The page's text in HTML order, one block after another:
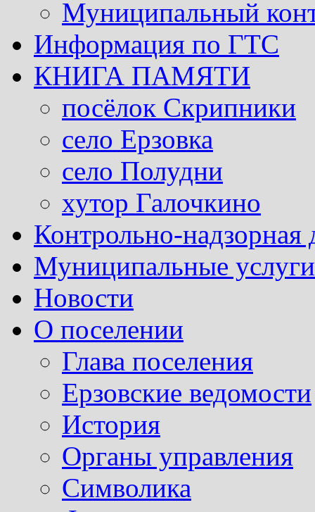
Муниципальный
Информация по ГТС
КНИГА ПАМЯТИ
посёлок Скрипники
село Ерзовка
село Полудни
хутор Галочкино
Контрольно-надзорная
Муниципальные
Новости
О поселении
Глава поселения
Ерзовские ведомости
История
Органы управления
Символика